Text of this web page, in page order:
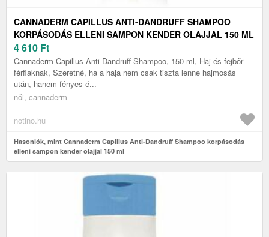
CANNADERM CAPILLUS ANTI-DANDRUFF SHAMPOO
KORPÁSODÁS ELLENI SAMPON KENDER OLAJJAL 150 ML
4 610 Ft
Cannaderm Capillus Anti-Dandruff Shampoo, 150 ml, Haj és fejbőr
férfiaknak, Szeretné, ha a haja nem csak tiszta lenne hajmosás
után, hanem fényes é...
női, cannaderm
notino.hu
Hasonlók, mint Cannaderm Capillus Anti-Dandruff Shampoo korpásodás
elleni sampon kender olajjal 150 ml